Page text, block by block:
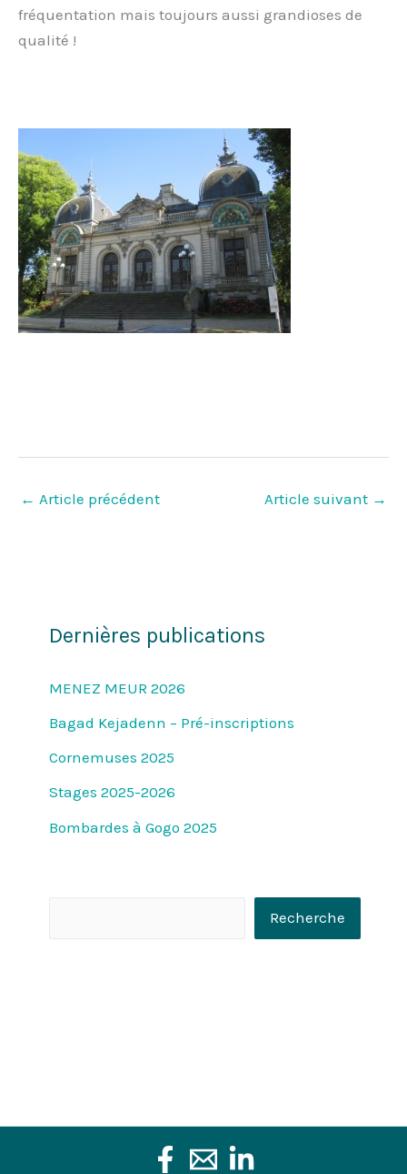
fréquentation mais toujours aussi grandioses de
qualité !
← Article précédent Article suivant →
Dernières publications
MENEZ MEUR 2026
Bagad Kejadenn – Pré-inscriptions
Cornemuses 2025
Stages 2025-2026
Bombardes à Gogo 2025
h
Recherche